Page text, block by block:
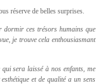
réserve de belles surprises.
dormir ces trésors humains que
je trouve cela enthousiasmant
sera laissé à nos enfants, me
et de qualité a un sens